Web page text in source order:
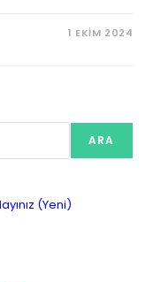
1 EKIM 2024
ARA
(Yeni)